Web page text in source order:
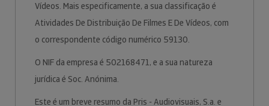
Vídeos. Mais especificamente, a sua classificação é
Atividades De Distribuição De Filmes E De Vídeos, com
o correspondente código numérico 59130.
O NIF da empresa é 502168471, e a sua natureza
jurídica é Soc. Anónima.
Este é um breve resumo da Pris - Audiovisuais, S.a. e